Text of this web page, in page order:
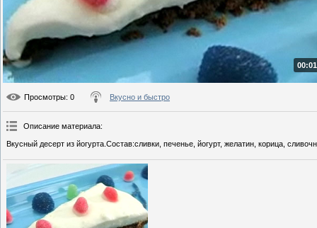
Просмотры: 0 Вкусно и быстро
Описание материала:
Вкусный десерт из йогурта.Состав:сливки, печенье, йогурт, желатин, корица,